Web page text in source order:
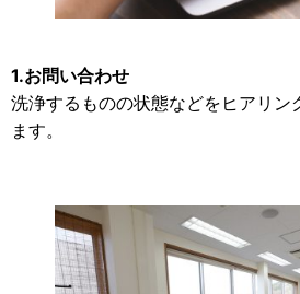
1.お問い合わせ
洗浄するものの状態などをヒアリン
ます。